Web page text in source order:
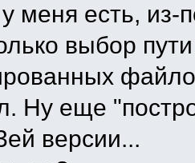
меня есть, из-
выбор
Ну еще
версии...